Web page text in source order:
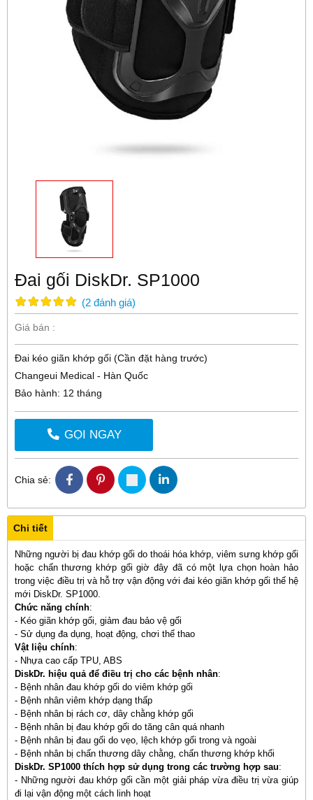
Đai gối DiskDr. SP1000
(2 đánh giá)
Giá bán :
Đai kéo giãn khớp gối (Cần đặt hàng trước)
Changeui Medical - Hàn Quốc
Bảo hành: 12 tháng
GỌI NGAY
Chia sẻ:
Chi tiết
Những người bị đau khớp gối do thoái hóa khớp, viêm sưng khớp gối
hoặc chấn thương khớp gối giờ đây đã có một lựa chọn hoàn hảo
trong việc điều trị và hỗ trợ vận động với đai kéo giãn khớp gối thế hệ
mới DiskDr. SP1000.
Chức năng chính:
- Kéo giãn khớp gối, giảm đau bảo vệ gối
- Sử dụng đa dụng, hoạt động, chơi thể thao
Vật liệu chính:
- Nhựa cao cấp TPU, ABS
DiskDr. hiệu quả để điều trị cho các bệnh nhân:
- Bệnh nhân đau khớp gối do viêm khớp gối
- Bệnh nhân viêm khớp dạng thấp
- Bệnh nhân bị rách cơ, dây chằng khớp gối
- Bệnh nhân bị đau khớp gối do tăng cân quá nhanh
- Bệnh nhân bị đau gối do vẹo, lệch khớp gối trong và ngoài
- Bệnh nhân bị chấn thương dây chằng, chấn thương khớp khối
DiskDr. SP1000 thích hợp sử dụng trong các trường hợp sau:
- Những người đau khớp gối cần một giải pháp vừa điều trị vừa giúp
đi lại vận động một cách linh hoạt